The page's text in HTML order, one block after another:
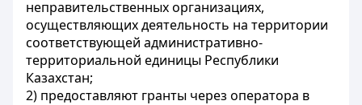
неправительственных организациях,
осуществляющих деятельность на территории
соответствующей административно-
территориальной единицы Республики
Казахстан;
2) предоставляют гранты через оператора в